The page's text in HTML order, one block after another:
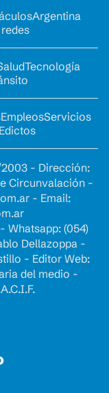
Argentina
Tecnología
EmpleosServicios
Edictos
2003 - Dirección:
Circunvalación -
- Email:
Whatsapp: (054)
Dellazoppa -
- Editor Web:
del medio -